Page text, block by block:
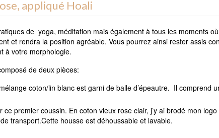
appliqué Hoali
de yoga, méditation mais également à tous les moments
et rendra la position agréable. Vous pourrez ainsi rester assis
à votre morphologie.
de deux pièces:
coton/lin blanc est garni de balle d’épeautre. Il comprend
premier coussin. En coton vieux rose clair, j’y ai brodé mon
transport.Cette housse est déhoussable et lavable.